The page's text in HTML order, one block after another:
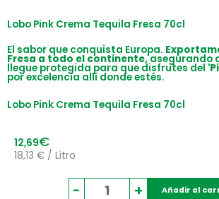
Lobo Pink Crema Tequila Fresa 70cl
El sabor que conquista Europa.
Fresa a todo el continente,asegurando
llegue protegida para que disfrutes del
por excelencia allí donde estés.
Lobo Pink Crema Tequila Fresa 70cl
12,69€
18,13 € / Litro
-
Lobo
+ Añadir al